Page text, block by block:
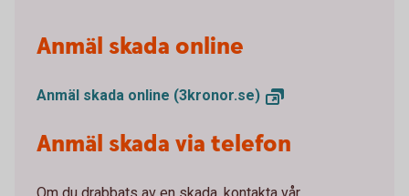
Anmäl skada online
Anmäl skada online (3kronor.se)
Anmäl skada via telefon